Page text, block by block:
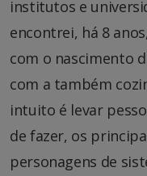
institutos e
encontrei, há 8
com o nascimento
com a também
intuito é levar
de fazer, os
personagens de